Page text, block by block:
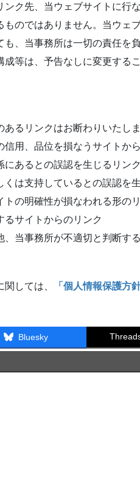
ク先、当ウェブサイトに行
のではありません。当ウェ
、当事務所は一切の責任を負
等は、予告なしに変更する
るリンクはお断わりいたしま
信用、品位を損なうサイトか
にあるとの誤認を生じるリンク
くは支持しているとの誤認を
トの明確性が損なわれる形の
るサイトからのリンク
当事務所が不適切と判断す
しては、 「個人情報保護方針
Bluesky